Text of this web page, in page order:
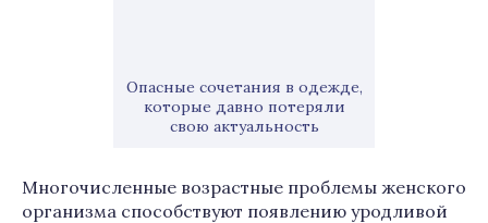
Опасные сочетания в одежде,
которые давно потеряли
свою актуальность
Многочисленные возрастные проблемы женского
организма способствуют появлению уродливой